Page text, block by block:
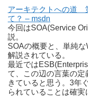
アーキテクトへの道
て？ – msdn
今回はSOA(Service
説。
SOAの概要と、単純
解説されている。
最近では
て、この辺の言葉の
きていると思う。3年
られていることは確